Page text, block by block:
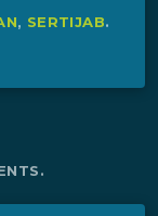
, SERTIJAB.